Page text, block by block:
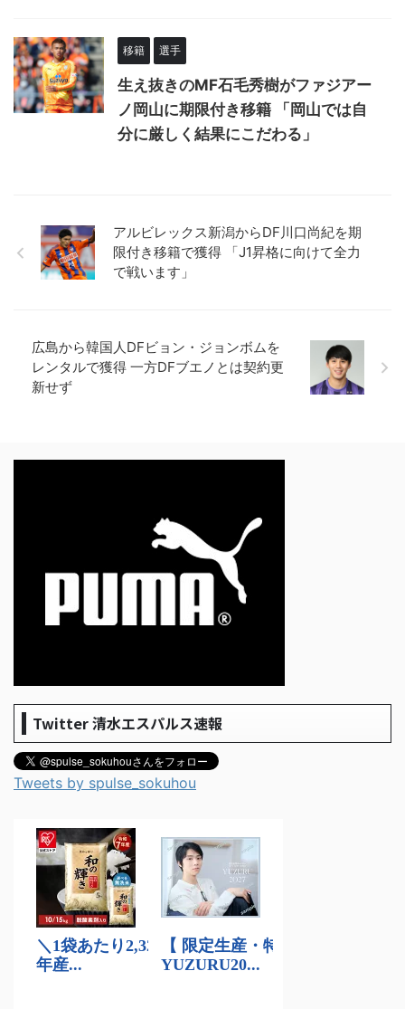
移籍 選手
生え抜きのMF石毛秀樹がファジアー
ノ岡山に期限付き移籍 「岡山では自
分に厳しく結果にこだわる」
アルビレックス新潟からDF川口尚紀を期
限付き移籍で獲得 「J1昇格に向けて全力
で戦います」
広島から韓国人DFビョン・ジョンボムを
レンタルで獲得 一方DFブエノとは契約更
新せず
Twitter 清水エスパルス速報
Tweets by spulse_sokuhou